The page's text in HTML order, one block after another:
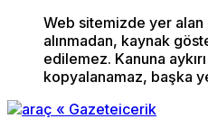
Web sitemizde yer
alınmadan, kaynak
edilemez. Kanuna
kopyalanamaz, başka